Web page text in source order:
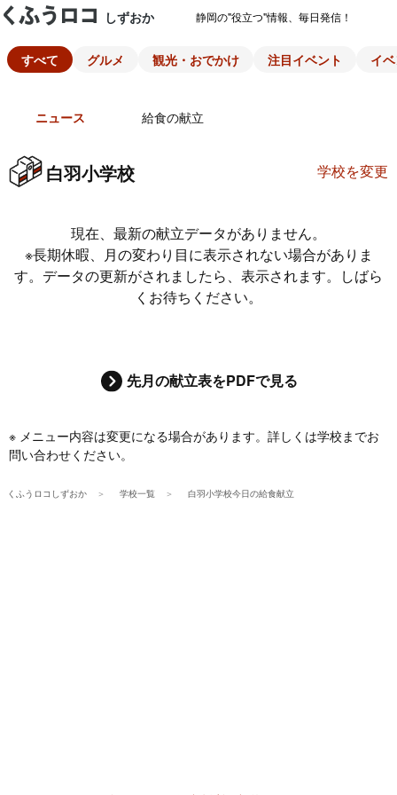
しずおか 静岡の"役立つ"情報、毎日発信！
すべて グルメ 観光・おでかけ 注目イベント イ
ニュース 給食の献立
白羽小学校 学校を変更
現在、最新の献立データがありません。
※長期休暇、月の変わり目に表示されない場合がありま
す。データの更新がされましたら、表示されます。しばら
くお待ちください。
先月の献立表をPDFで見る
※ メニュー内容は変更になる場合があります。詳しくは学校までお
問い合わせください。
くふうロコしずおか 学校一覧 白羽小学校今日の給食献立